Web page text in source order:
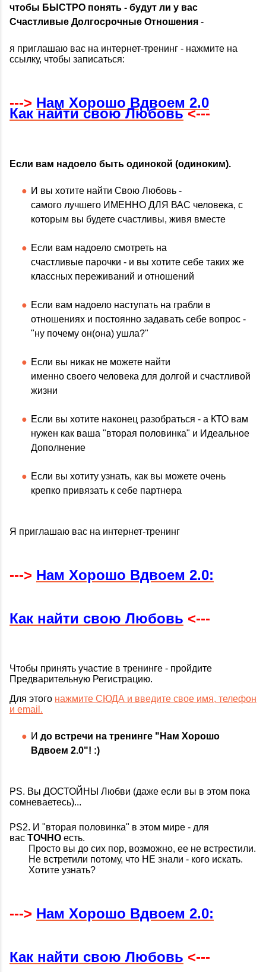
чтобы БЫСТРО понять - будут ли у вас
Счастливые Долгосрочные Отношения -
я приглашаю вас на интернет-тренинг - нажмите на
ссылку, чтобы записаться:
---> Нам Хорошо Вдвоем 2.0
Как найти свою Любовь<---
Если вам надоело быть одинокой (одиноким).
И вы хотите найти Свою Любовь -
самого лучшего ИМЕННО ДЛЯ ВАС человека, с
которым вы будете счастливы, живя вместе
Если вам надоело смотреть на
счастливые парочки - и вы хотите себе таких же
классных переживаний и отношений
Если вам надоело наступать на грабли в
отношениях и постоянно задавать себе вопрос -
"ну почему он(она) ушла?"
Если вы никак не можете найти
именно своего человека для долгой и счастливой
жизни
Если вы хотите наконец разобраться - а КТО вам
нужен как ваша "вторая половинка" и Идеальное
Дополнение
Если вы хотиту узнать, как вы можете очень
крепко привязать к себе партнера
Я приглашаю вас на интернет-тренинг
---> Нам Хорошо Вдвоем 2.0:
Как найти свою Любовь <---
Чтобы принять участие в тренинге - пройдите
Предварительную Регистрацию.
Для этого нажмите СЮДА и введите свое имя, телефон
и email.
И до встречи на тренинге "Нам Хорошо
Вдвоем 2.0"! :)
PS. Вы ДОСТОЙНЫ Любви (даже если вы в этом пока
сомневаетесь)...
PS2. И "вторая половинка" в этом мире - для
вас ТОЧНО есть.
Просто вы до сих пор, возможно, ее не встрестили.
Не встретили потому, что НЕ знали - кого искать.
Хотите узнать?
---> Нам Хорошо Вдвоем 2.0:
Как найти свою Любовь <---